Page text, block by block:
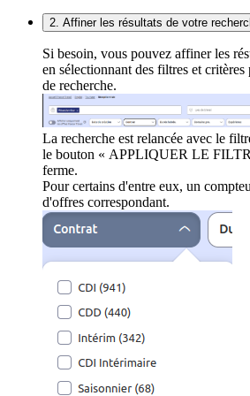
2. Affiner les résultats de votre
Si besoin, vous pouvez affiner les
en sélectionnant des filtres et critères
de recherche.
La recherche est relancée avec le
le bouton « APPLIQUER LE
ferme.
Pour certains d'entre eux, un
d'offres correspondant.